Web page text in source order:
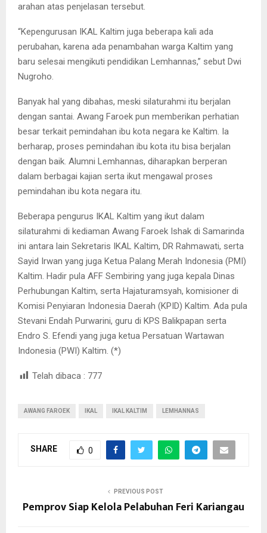
arahan atas penjelasan tersebut.
“Kepengurusan IKAL Kaltim juga beberapa kali ada
perubahan, karena ada penambahan warga Kaltim yang
baru selesai mengikuti pendidikan Lemhannas,” sebut Dwi
Nugroho.
Banyak hal yang dibahas, meski silaturahmi itu berjalan
dengan santai. Awang Faroek pun memberikan perhatian
besar terkait pemindahan ibu kota negara ke Kaltim. Ia
berharap, proses pemindahan ibu kota itu bisa berjalan
dengan baik. Alumni Lemhannas, diharapkan berperan
dalam berbagai kajian serta ikut mengawal proses
pemindahan ibu kota negara itu.
Beberapa pengurus IKAL Kaltim yang ikut dalam
silaturahmi di kediaman Awang Faroek Ishak di Samarinda
ini antara lain Sekretaris IKAL Kaltim, DR Rahmawati, serta
Sayid Irwan yang juga Ketua Palang Merah Indonesia (PMI)
Kaltim. Hadir pula AFF Sembiring yang juga kepala Dinas
Perhubungan Kaltim, serta Hajaturamsyah, komisioner di
Komisi Penyiaran Indonesia Daerah (KPID) Kaltim. Ada pula
Stevani Endah Purwarini, guru di KPS Balikpapan serta
Endro S. Efendi yang juga ketua Persatuan Wartawan
Indonesia (PWI) Kaltim. (*)
Telah dibaca : 777
AWANG FAROEK IKAL IKAL KALTIM LEMHANNAS
SHARE 0
PREVIOUS POST
Pemprov Siap Kelola Pelabuhan Feri Kariangau